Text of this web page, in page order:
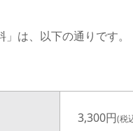
は、以下の通りです。
3,300円(税